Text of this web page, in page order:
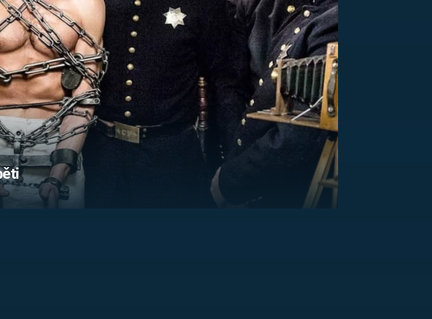
FILMY VERSUS
REALITA
REALITA
OPTICKÉ ILUZE A
KLAMY